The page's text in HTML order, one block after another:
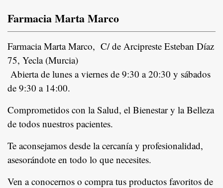
Farmacia Marta Marco
Farmacia Marta Marco, C/ de Arcipreste Esteban Díaz
75, Yecla (Murcia)
Abierta de lunes a viernes de 9:30 a 20:30 y sábados
de 9:30 a 14:00.
Comprometidos con la Salud, el Bienestar y la Belleza
de todos nuestros pacientes.
Te aconsejamos desde la cercanía y profesionalidad,
asesorándote en todo lo que necesites.
Ven a conocernos o compra tus productos favoritos de